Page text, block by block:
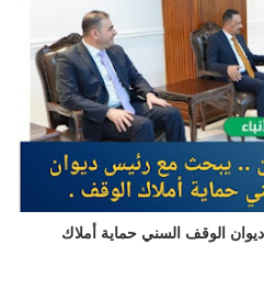
الوقف السني حماية أملاك